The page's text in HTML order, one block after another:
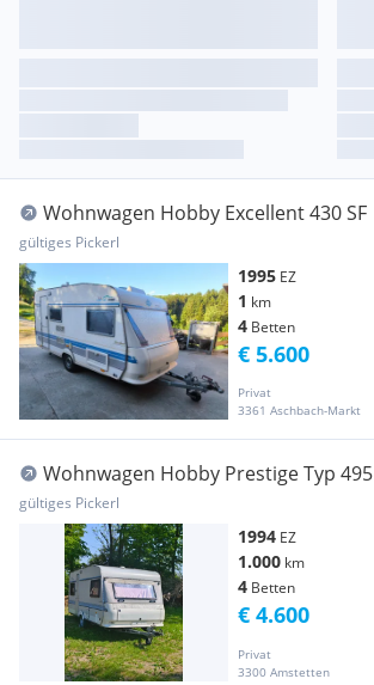
Wohnwagen Hobby Excellent 430 SF
gültiges Pickerl
1995 EZ
1 km
4 Betten
Privat
3361 Aschbach-Markt
€ 5.600
Wohnwagen Hobby Prestige Typ 495
gültiges Pickerl
1994 EZ
1.000 km
4 Betten
Privat
3300 Amstetten
€ 4.600